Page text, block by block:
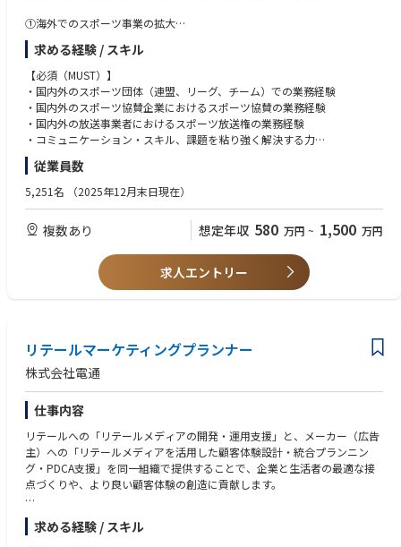
【求める人物像】
・傾聴力/思考力/発想力/実行力を高いレベルで有している
・顧客の課題を解決し、事業変革/事業創造を推進することに意欲を持っ
・未経験や担当外の領域についても積極的に取り組み、自己成長に貪欲な
方
①海外でのスポーツ事業の拡大
②権利ビジネスを軸とする既存事業からIPホルダー型事業への領域拡張
③バリューチェーン領域（権利ビジネス以外の様々なスポーツ事業領域）
での事業拡大
【組織/チームのミッション】
国際的スポーツ大会を始めとした、国内外の様々なスポーツコンテンツに
関する事業について、ステークホルダー（競技団体、スポンサー、メディ
ビジネスを推進します。
①日本を含む世界の主要スポーツ事業における権利関連業務（開発、仕入
② 権利に関連するビジネス以外の新たなスポーツビジネス領域やIPホルダ
④ 電通グループの各海外拠点や関連会社との連携によるシナジー創出業務
【仕事内容の変更の範囲】
全ての広告・マーケティングサービス、及びコンテンツ・ビジネス等、定
款によって定める事項。その他当社が業務命令により指示する業務（国内
の出向先の業務を含む）求める経験・スキル
求める経験 / スキル
【必須（MUST）】
・国内外のスポーツ団体（連盟、リーグ、チーム）での業務経験
・国内外のスポーツ協賛企業におけるスポーツ協賛の業務経験
・国内外の放送事業者におけるスポーツ放送権の業務経験
・コミュニケーション・スキル、課題を粘り強く解決する力
・語学力（英語：ビジネスレベル）を有している方
【歓迎（WANT）】
プロジェクト推進、社内外の多数のステークホルダーとの連携）
・新規の事業開発、事業投資について、マネジメントないし専門スタッフ
として計画立案や事業推進の経験
・国内外の拠点のマネジメント経験、コーポレート部門等で経営管理業務
ュニケーション力
従業員数
5,251名 （2025年12月末日現在）
複数あり 想定年収 580 万円 ~ 1,500 万円
求人エントリー
リテールマーケティングプランナー
株式会社電通
仕事内容
リテールへの「リテールメディアの開発・運用支援」と、メーカー（広告
主）への「リテールメディアを活用した顧客体験設計・統合プランニン
グ・PDCA支援」を同一組織で提供することで、企業と生活者の最適な接
点づくりや、より良い顧客体験の創造に貢献します。
【仕事内容】
・リテールメディアの開発・運用支援・顧客体験開発、POC実施など
求める経験 / スキル